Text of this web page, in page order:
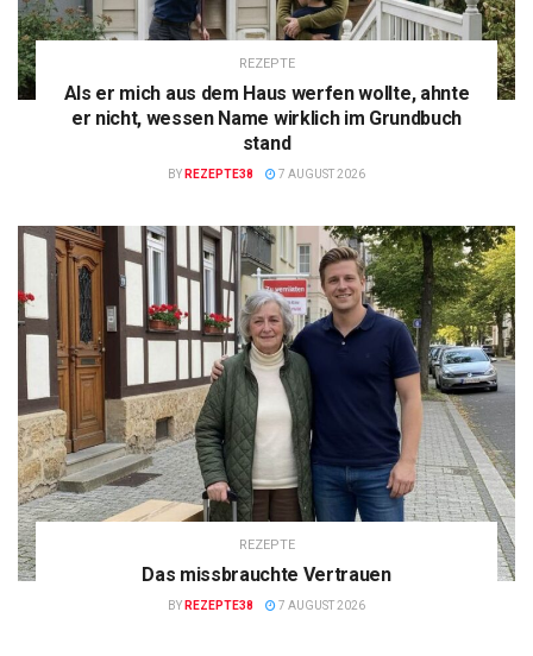
REZEPTE
Als er mich aus dem Haus werfen wollte, ahnte
er nicht, wessen Name wirklich im Grundbuch
stand
BY REZEPTE38 7 AUGUST 2026
REZEPTE
Das missbrauchte Vertrauen
BY REZEPTE38 7 AUGUST 2026